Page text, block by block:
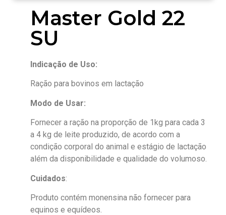
Master Gold 22
SU
Indicação de Uso:
Ração para bovinos em lactação
Modo de Usar:
Fornecer a ração na proporção de 1kg para cada 3
a 4 kg de leite produzido, de acordo com a
condição corporal do animal e estágio de lactação
além da disponibilidade e qualidade do volumoso.
Cuidados:
Produto contém monensina não fornecer para
equinos e equídeos.